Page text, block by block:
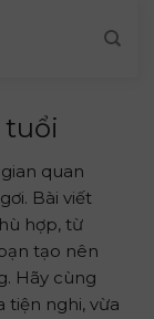
tuổi
quan
Bài viết
hợp, từ
tạo nên
Hãy cùng
tiện nghi, vừa